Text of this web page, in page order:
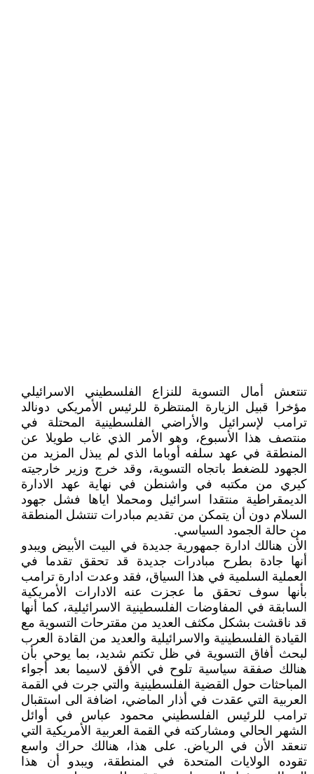
تنتعش أمال التسوية للنزاع الفلسطيني الاسرائيلي
مؤخرا قبيل الزيارة المنتظرة للرئيس الأمريكي دونالد
ترامب لإسرائيل والأراضي الفلسطينية المحتلة في
منتصف هذا الأسبوع، وهو الأمر الذي غاب طويلا عن
المنطقة في عهد سلفه أوباما الذي لم يبذل المزيد من
الجهود للضغط باتجاه التسوية، وقد خرج وزير خارجيته
كيري من مكتبه في واشنطن في نهاية عهد الادارة
الديمقراطية منتقدا اسرائيل ومحملا اياها فشل جهود
السلام دون أن يتمكن من تقديم مبادرات تنتشل المنطقة
من حالة الجمود السياسي.
الأن هنالك ادارة جمهورية جديدة في البيت الأبيض ويبدو
أنها جادة بطرح مبادرات جديدة قد تحقق تقدما في
العملية السلمية في هذا السياق، فقد وعدت ادارة ترامب
بأنها سوف تحقق ما عجزت عنه الادارات الأمريكية
السابقة في المفاوضات الفلسطينية الاسرائيلية، كما أنها
قد ناقشت بشكل مكثف العديد من مقترحات التسوية مع
القيادة الفلسطينية والاسرائيلية والعديد من القادة العرب
لبحث أفاق التسوية في ظل تكتم شديد، بما يوحي بأن
هنالك صفقة سياسية تلوح في الأفق لاسيما بعد أجواء
المباحثات حول القضية الفلسطينية والتي جرت في القمة
العربية التي عقدت في أذار الماضي، اضافة الى استقبال
ترامب للرئيس الفلسطيني محمود عباس في أوائل
الشهر الحالي ومشاركته في القمة العربية الأمريكية التي
تنعقد الأن في الرياض. على هذا، هنالك حراك واسع
تقوده الولايات المتحدة في المنطقة، ويبدو أن هذا